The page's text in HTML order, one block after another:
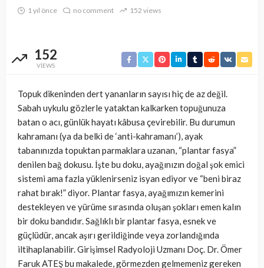
1 yıl önce no comment 152 views
152
VIEWS
Topuk dikeninden dert yananların sayısı hiç de az değil.
Sabah uykulu gözlerle yataktan kalkarken topuğunuza
batan o acı, günlük hayatı kâbusa çevirebilir. Bu durumun
kahramanı (ya da belki de ‘anti-kahramanı’), ayak
tabanınızda topuktan parmaklara uzanan, “plantar fasya”
denilen bağ dokusu. İşte bu doku, ayağınızın doğal şok emici
sistemi ama fazla yüklenirseniz isyan ediyor ve “beni biraz
rahat bırak!” diyor. Plantar fasya, ayağımızın kemerini
destekleyen ve yürüme sırasında oluşan şokları emen kalın
bir doku bandıdır. Sağlıklı bir plantar fasya, esnek ve
güçlüdür, ancak aşırı gerildiğinde veya zorlandığında
iltihaplanabilir. Girişimsel Radyoloji Uzmanı Doç. Dr. Ömer
Faruk ATEŞ bu makalede, görmezden gelmemeniz gereken